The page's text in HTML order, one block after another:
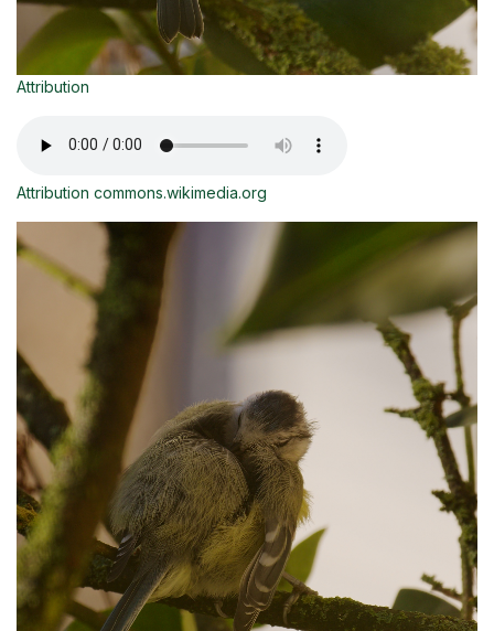
Attribution
Attribution commons.wikimedia.org